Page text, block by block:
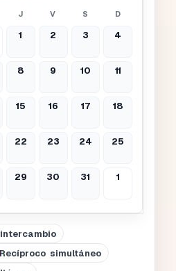
J V S D
1 2 3 4
8 9 10 11
15 16 17 18
22 23 24 25
29 30 31 1
Recíproco simultáneo